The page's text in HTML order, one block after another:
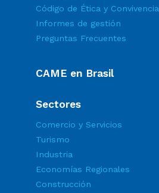
Código de Ética y Convivencia
Informes de gestión
Preguntas Frecuentes
CAME en Brasil
Sectores
Comercio y Servicios
Turismo
Industria
Economías Regionales
Construcción